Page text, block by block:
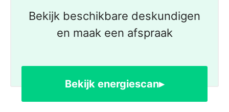
Bekijk beschikbare deskundigen
en maak een afspraak
Bekijk energiescan▸